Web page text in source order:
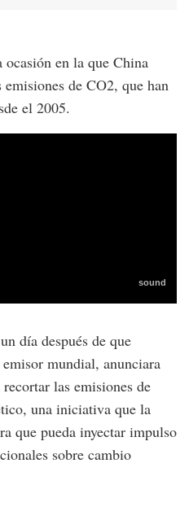
en la que China
de CO2, que han
el 2005.
día después de que
mundial, anunciara
las emisiones de
una iniciativa que la
que pueda inyectar impulso
sobre cambio